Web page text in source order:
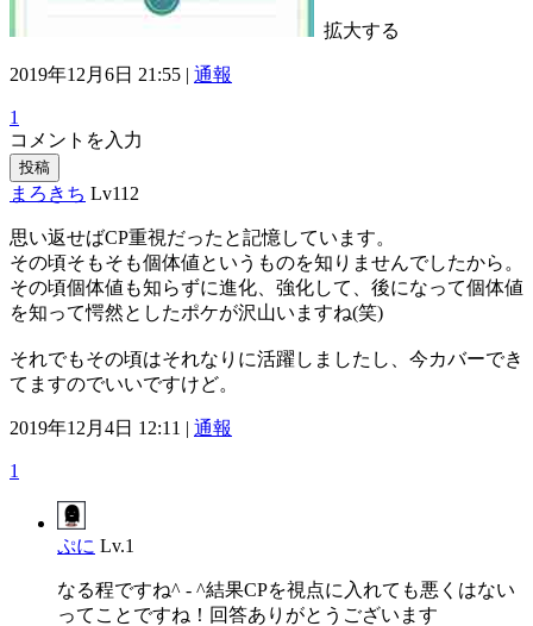
拡大する
2019年12月6日 21:55 | 通報
1
コメントを入力
投稿
まろきち Lv112
思い返せばCP重視だったと記憶しています。
その頃そもそも個体値というものを知りませんでしたから。
その頃個体値も知らずに進化、強化して、後になって個体値
を知って愕然としたポケが沢山いますね(笑)
それでもその頃はそれなりに活躍しましたし、今カバーでき
てますのでいいですけど。
2019年12月4日 12:11 | 通報
1
ぷに Lv.1
なる程ですね^ - ^結果CPを視点に入れても悪くはない
ってことですね！回答ありがとうございます